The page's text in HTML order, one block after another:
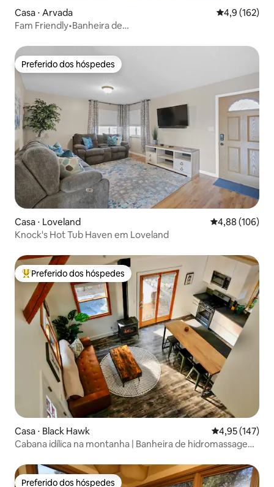
Casa ⋅ Arvada 4,9 de uma
4,9 (162)
Fam Friendly•Banheira de
Preferido dos hóspedes
Preferido dos hóspedes
Casa ⋅ Loveland 4,88 de uma
4,88 (106)
Knock's Hot Tub Haven em Loveland
Entre os melhores preferidos dos hóspedes
Preferido dos hóspedes
Casa ⋅ Black Hawk 4,95 de uma
4,95 (147)
Cabana idílica na montanha | Banheira de hidromassagem,
Preferido dos hóspedes